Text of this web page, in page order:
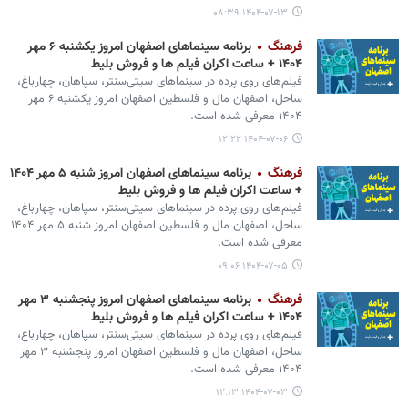
۱۴۰۴-۰۷-۱۳ ۰۸:۳۹
فرهنگ
برنامه سینماهای اصفهان امروز یکشنبه ۶ مهر
۱۴۰۴ + ساعت اکران فیلم ها و فروش بلیط
فیلم‌های روی پرده در سینماهای سیتی‌سنتر، سپاهان، چهارباغ،
ساحل، اصفهان مال و فلسطین اصفهان امروز یکشنبه ۶ مهر
۱۴۰۴ معرفی شده است.
۱۴۰۴-۰۷-۰۶ ۱۲:۲۲
فرهنگ
برنامه سینماهای اصفهان امروز شنبه ۵ مهر ۱۴۰۴
+ ساعت اکران فیلم ها و فروش بلیط
فیلم‌های روی پرده در سینماهای سیتی‌سنتر، سپاهان، چهارباغ،
ساحل، اصفهان مال و فلسطین اصفهان امروز شنبه ۵ مهر ۱۴۰۴
معرفی شده است.
۱۴۰۴-۰۷-۰۵ ۰۹:۰۶
فرهنگ
برنامه سینماهای اصفهان امروز پنجشنبه ۳ مهر
۱۴۰۴ + ساعت اکران فیلم ها و فروش بلیط
فیلم‌های روی پرده در سینماهای سیتی‌سنتر، سپاهان، چهارباغ،
ساحل، اصفهان مال و فلسطین اصفهان امروز پنجشنبه ۳ مهر
۱۴۰۴ معرفی شده است.
۱۴۰۴-۰۷-۰۳ ۱۲:۱۳